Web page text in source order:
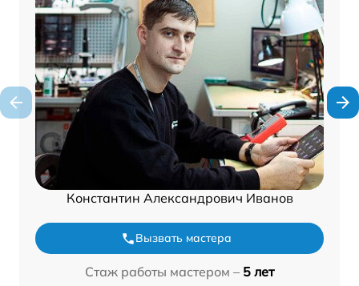
Константин Александрович Иванов
Вызвать мастера
Стаж работы мастером – 5 лет